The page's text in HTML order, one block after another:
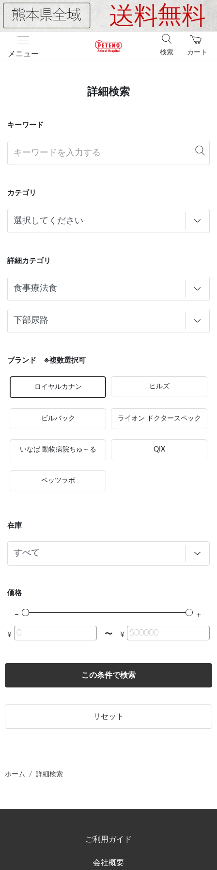
メニュー カート
検索
詳細検索
キーワード
カテゴリ
詳細カテゴリ
ブランド ※複数選択可
ロイヤルカナン ヒルズ
ビルバック ライオン ドクタースペック
いなば 動物病院ちゅ～る QIX
ベッツラボ
在庫
価格
¥ 〜 ¥
この条件で検索
リセット
ホーム 詳細検索
ご利用ガイド
会社概要